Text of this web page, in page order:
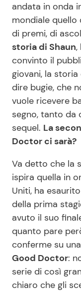
Festività
Seguici
Info
Chi siamo
Redazione
Contattaci
Pubblicità
Privacy Policy
andata in onda
mondiale
di premi, di
storia di Shaun,
convinto il
giovani, la
dire bugie, che
vuole ricevere
segno, tanto da
sequel. La
Doctor ci sarà?
Va detto che la
ispira quella in
Uniti, ha
della prima
avuto il suo
quanto pare
conferme su una
Good Doctor:
serie di così
chiaro che gli